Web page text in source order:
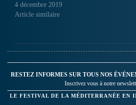
4 décembre 2019
Article similaire
RESTEZ INFORMES SUR TOUS NOS
Inscrivez vous à notre
LE FESTIVAL DE LA MÉDITERRANÉE EN